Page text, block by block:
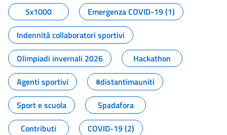
5x1000
Emergenza COVID-19 (1)
Indennità collaboratori sportivi
Olimpiadi invernali 2026
Hackathon
Agenti sportivi
#distantimauniti
Sport e scuola
Spadafora
Contributi
COVID-19 (2)